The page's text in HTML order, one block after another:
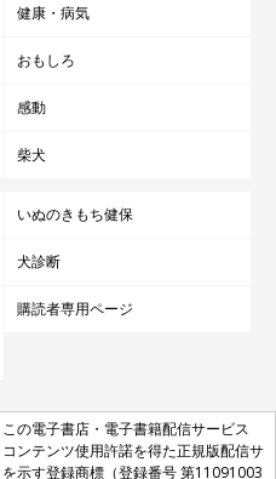
健康・病気
おもしろ
感動
柴犬
いぬのきもち健保
犬診断
購読者専用ページ
の電子書店・電子書籍配信サービス
ンテンツ使用許諾を得た正規版配信サ
示す登録商標（登録番号 第11091003